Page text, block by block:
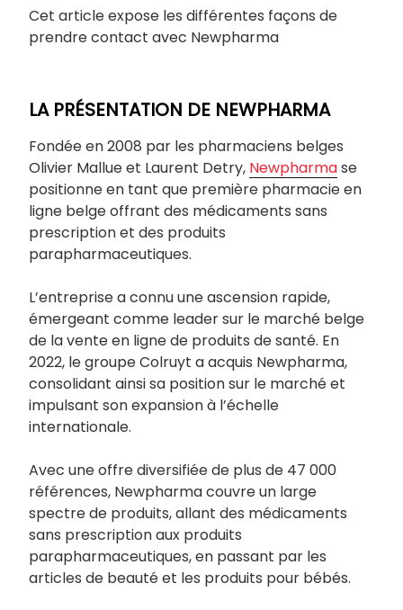
Cet article expose les différentes façons de
prendre contact avec Newpharma
LA PRÉSENTATION DE NEWPHARMA
Fondée en 2008 par les pharmaciens belges
Olivier Mallue et Laurent Detry, Newpharmase
positionne en tant que première pharmacie en
ligne belge offrant des médicaments sans
prescription et des produits
parapharmaceutiques.
L’entreprise a connu une ascension rapide,
émergeant comme leader sur le marché belge
de la vente en ligne de produits de santé. En
2022, le groupe Colruyt a acquis Newpharma,
consolidant ainsi sa position sur le marché et
impulsant son expansion à l’échelle
internationale.
Avec une offre diversifiée de plus de 47 000
références, Newpharma couvre un large
spectre de produits, allant des médicaments
sans prescription aux produits
parapharmaceutiques, en passant par les
articles de beauté et les produits pour bébés.